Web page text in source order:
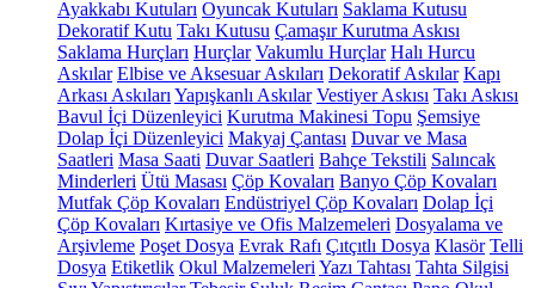
Ayakkabı Kutuları Oyuncak Kutuları Saklama Kutusu
Dekoratif Kutu Takı Kutusu Çamaşır Kurutma Askısı
Saklama Hurçları Hurçlar Vakumlu Hurçlar Halı Hurcu
Askılar Elbise ve Aksesuar Askıları Dekoratif Askılar Kapı
Arkası Askıları Yapışkanlı Askılar Vestiyer Askısı Takı Askısı
Bavul İçi Düzenleyici Kurutma Makinesi Topu Şemsiye
Dolap İçi Düzenleyici Makyaj Çantası Duvar ve Masa
Saatleri Masa Saati Duvar Saatleri Bahçe Tekstili Salıncak
Minderleri Ütü Masası Çöp Kovaları Banyo Çöp Kovaları
Mutfak Çöp Kovaları Endüstriyel Çöp Kovaları Dolap İçi
Çöp Kovaları Kırtasiye ve Ofis Malzemeleri Dosyalama ve
Arşivleme Poşet Dosya Evrak Rafı Çıtçıtlı Dosya Klasör Telli
Dosya Etiketlik Okul Malzemeleri Yazı Tahtası Tahta Silgisi